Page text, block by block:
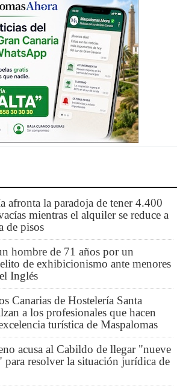
afronta la paradoja de tener 4.400
mientras el alquiler se reduce a
de pisos
hombre de 71 años por un
de exhibicionismo ante menores
Inglés
Canarias de Hostelería Santa
a los profesionales que hacen
turística de Maspalomas
acusa al Cabildo de llegar "nueve
para resolver la situación jurídica de